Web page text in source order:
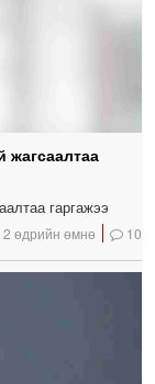
жагсаалтаа
гаргажээ
2 өдрийн өмнө 10